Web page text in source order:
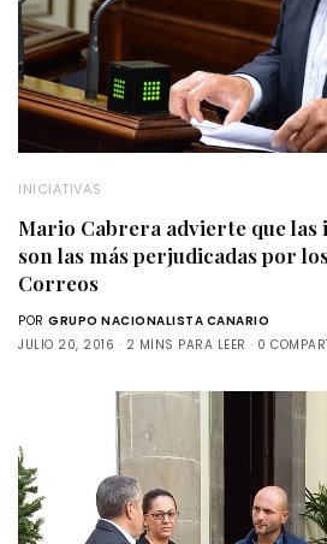
INICIATIVAS
Mario Cabrera advierte que las
son las más perjudicadas por
Correos
POR GRUPO NACIONALISTA CANARIO
JULIO 20, 2016
2 MINS PARA LEER 0